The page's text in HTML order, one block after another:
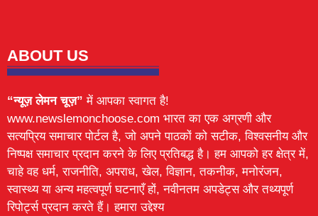
ABOUT US
“न्यूज़ लेमन चूज़” में आपका स्वागत है!
www.newslemonchoose.com भारत का एक अग्रणी और
सत्यप्रिय समाचार पोर्टल है, जो अपने पाठकों को सटीक, विश्वसनीय और
निष्पक्ष समाचार प्रदान करने के लिए प्रतिबद्ध है। हम आपको हर क्षेत्र में,
चाहे वह धर्म, राजनीति, अपराध, खेल, विज्ञान, तकनीक, मनोरंजन,
स्वास्थ्य या अन्य महत्वपूर्ण घटनाएँ हों, नवीनतम अपडेट्स और तथ्यपूर्ण
रिपोर्ट्स प्रदान करते हैं। हमारा उद्देश्य